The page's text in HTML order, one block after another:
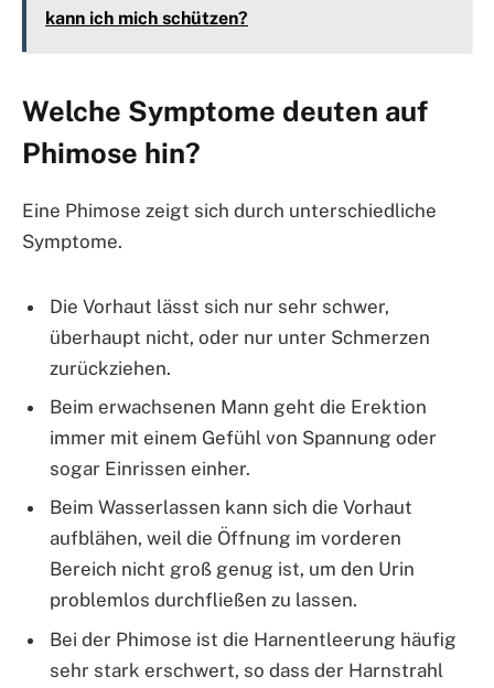
kann ich mich schützen?
Welche Symptome deuten auf
Phimose hin?
Eine Phimose zeigt sich durch unterschiedliche
Symptome.
Die Vorhaut lässt sich nur sehr schwer,
überhaupt nicht, oder nur unter Schmerzen
zurückziehen.
Beim erwachsenen Mann geht die Erektion
immer mit einem Gefühl von Spannung oder
sogar Einrissen einher.
Beim Wasserlassen kann sich die Vorhaut
aufblähen, weil die Öffnung im vorderen
Bereich nicht groß genug ist, um den Urin
problemlos durchfließen zu lassen.
Bei der Phimose ist die Harnentleerung häufig
sehr stark erschwert, so dass der Harnstrahl